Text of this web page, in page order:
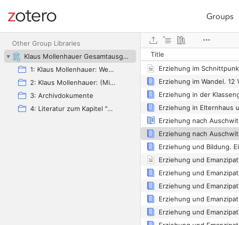
Site navigation
Groups
Other Group Libraries
Klaus Mollenhauer Gesamtausgabe (KMG)
1: Klaus Mollenhauer: Werke
2: Klaus Mollenhauer: (Mit-)herausgegebene und -verfasste Bücher
3: Archivdokumente
4: Literatur zum Kapitel "Empfehlungen zum Studium der Geschichte der Familienerziehung" von Ulrich Herrmann (in: Die Familienerziehung)
Title
Erziehung im
Erziehung nach
Erziehung und